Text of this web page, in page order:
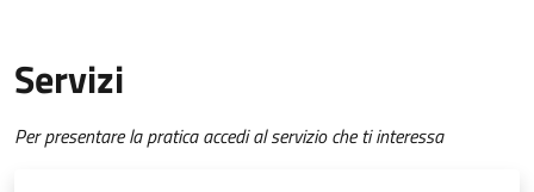
Servizi
Per presentare la pratica accedi al servizio che ti interessa